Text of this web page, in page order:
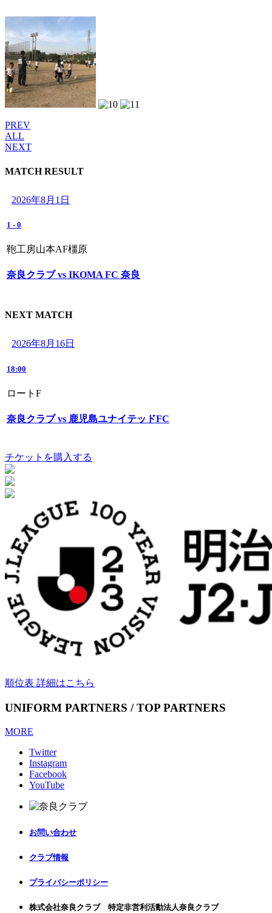
PREV
ALL
NEXT
MATCH RESULT
2026年8月1日
1 - 0
鞄工房山本AF橿原
奈良クラブ vs IKOMA FC 奈良
NEXT MATCH
2026年8月16日
18:00
ロートF
奈良クラブ vs 鹿児島ユナイテッドFC
チケットを購入する
順位表 詳細はこちら
UNIFORM PARTNERS / TOP PARTNERS
MORE
Twitter
Instagram
Facebook
YouTube
お問い合わせ
クラブ情報
プライバシーポリシー
株式会社奈良クラブ 特定非営利活動法人奈良クラブ